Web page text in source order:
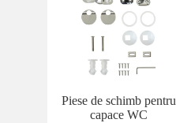
Piese de schimb pentru
capace WC